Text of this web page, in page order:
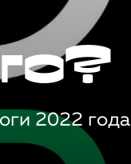
2022 года